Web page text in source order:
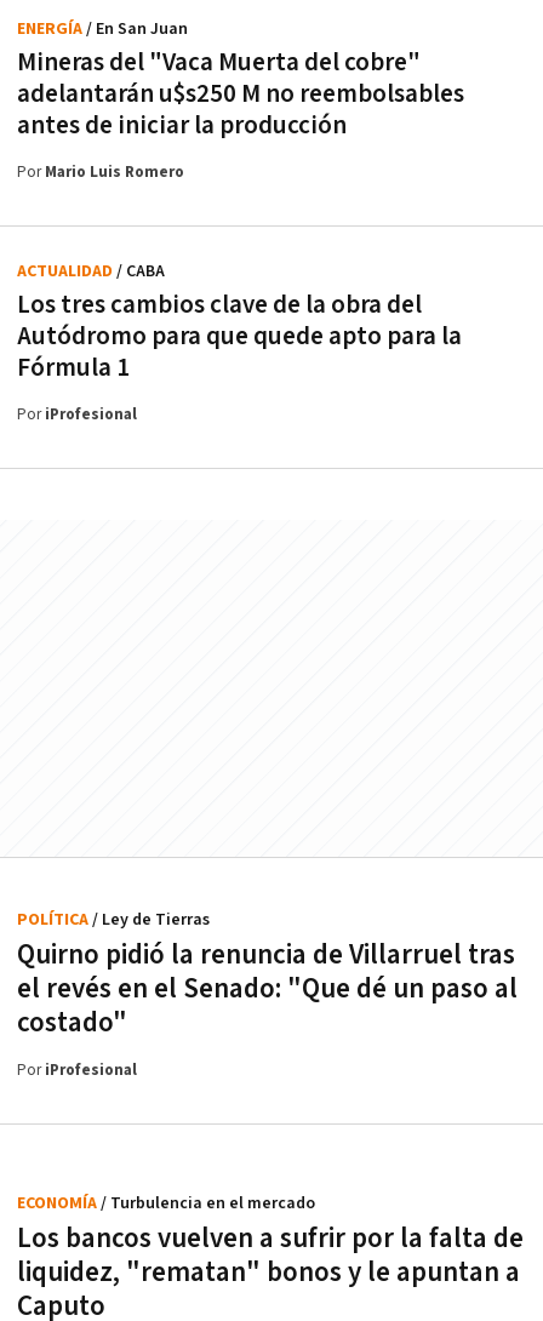
Mineras del "Vaca Muerta del cobre"
adelantarán u$s250 M no reembolsables
antes de iniciar la producción
ENERGÍA/ En San Juan
PorMario Luis Romero
Los tres cambios clave de la obra del
Autódromo para que quede apto para la
Fórmula 1
ACTUALIDAD / CABA
PoriProfesional
Quirno pidió la renuncia de Villarruel tras
el revés en el Senado: "Que dé un paso al
costado"
POLÍTICA/ Ley de Tierras
PoriProfesional
Los bancos vuelven a sufrir por la falta de
liquidez, "rematan" bonos y le apuntan a
Caputo
ECONOMÍA/ Turbulencia en el mercado